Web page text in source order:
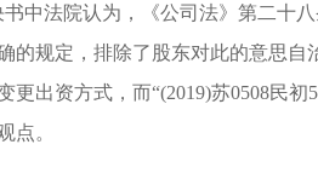
书中法院认为，《公司法》第二十
的规定，排除了股东对此的意思自
更出资方式，而“(2019)苏0508民初
点。